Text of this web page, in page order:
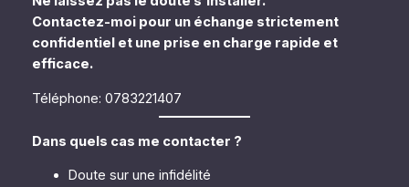
Contactez-moi pour un échange strictement
confidentiel et une prise en charge rapide et
efficace.
Téléphone: 0783221407
Dans quels cas me contacter ?
Doute sur une infidélité